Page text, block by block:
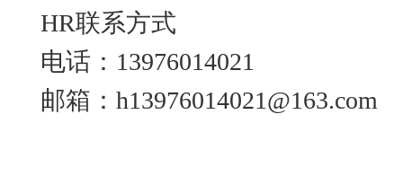
HR联系方式
电话：13976014021
邮箱：h13976014021@163.com